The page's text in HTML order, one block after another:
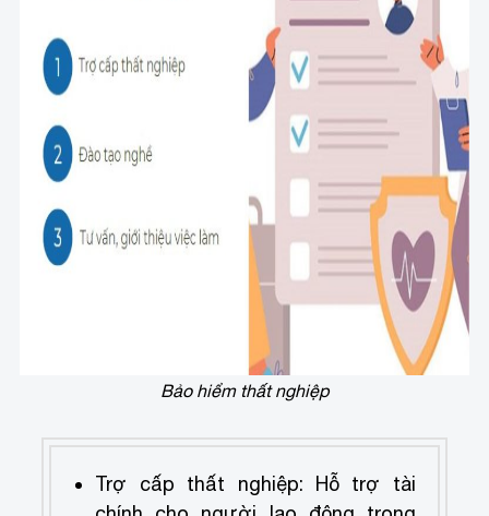
Bảo hiểm thất nghiệp
Trợ cấp thất nghiệp: Hỗ trợ tài